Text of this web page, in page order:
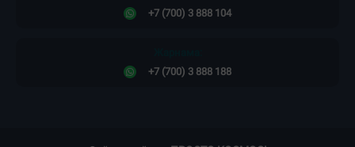
+7 (700) 3 888 104
+7 (700) 3 888 188